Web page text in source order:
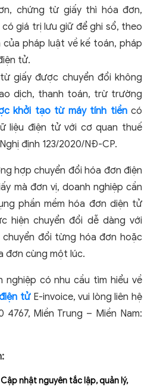
chứng từ giấy thì hóa đơn,
giá trị lưu giữ để ghi sổ, theo
pháp luật về kế toán, pháp
tử.
giấy được chuyển đổi không
dịch, thanh toán, trừ trường
khởi tạo từ máy tính tiềncó
liệu điện tử với cơ quan thuế
định 123/2020/NĐ-CP.
hợp chuyển đổi hóa đơn điện
mà đơn vị, doanh nghiệp cần
phần mềm hóa đơn diện tử
hiện chuyển đổi dễ dàng với
chuyển đổi từng hóa đơn hoặc
đơn cùng một lúc.
nghiệp có nhu cầu tìm hiểu về
tửE-invoice, vui lòng liên hệ
4767, Miền Trung – Miền Nam:
Cập nhật nguyên tắc lập, quản lý,